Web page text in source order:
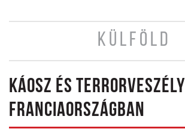
KÜLFÖLD
KÁOSZ ÉS TERRORVESZÉLY
FRANCIAORSZÁGBAN